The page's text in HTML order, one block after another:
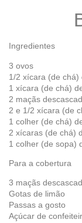
Ingredientes
3 ovos
1/2 xícara (de chá)
1 xícara (de chá)
2 maçãs
2 e 1/2 xícara (de
1 colher (de chá)
2 xícaras (de chá)
1 colher (de sopa)
Para a cobertura
3 maçãs
Gotas de limão
Passas a gosto
Açúcar de